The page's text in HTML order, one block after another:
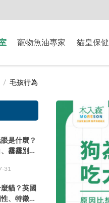
寵物魚油專家 貓皇保健
毛孩行為
是什麼？
霧霧別只
31
貓？英國
、特徵、